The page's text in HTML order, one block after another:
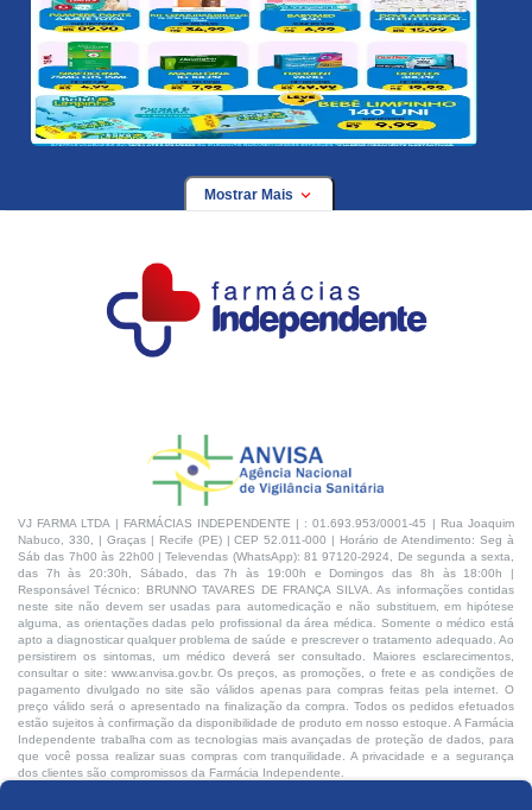
Mostrar Mais
VJ FARMA LTDA | FARMÁCIAS INDEPENDENTE | : 01.693.953/0001-45 | Rua Joaquim
Nabuco, 330, | Graças | Recife (PE) | CEP 52.011-000 | Horário de Atendimento: Seg à
Sáb das 7h00 às 22h00 | Televendas (WhatsApp): 81 97120-2924, De segunda a sexta,
das 7h às 20:30h, Sábado, das 7h às 19:00h e Domingos das 8h às 18:00h |
Responsável Técnico: BRUNNO TAVARES DE FRANÇA SILVA. As informações contidas
neste site não devem ser usadas para automedicação e não substituem, em hipótese
alguma, as orientações dadas pelo profissional da área médica. Somente o médico está
apto a diagnosticar qualquer problema de saúde e prescrever o tratamento adequado. Ao
persistirem os sintomas, um médico deverá ser consultado. Maiores esclarecimentos,
consultar o site: www.anvisa.gov.br. Os preços, as promoções, o frete e as condições de
pagamento divulgado no site são válidos apenas para compras feitas pela internet. O
preço válido será o apresentado na finalização da compra. Todos os pedidos efetuados
estão sujeitos à confirmação da disponibilidade de produto em nosso estoque. A Farmácia
Independente trabalha com as tecnologias mais avançadas de proteção de dados, para
que você possa realizar suas compras com tranquilidade. A privacidade e a segurança
dos clientes são compromissos da Farmácia Independente.